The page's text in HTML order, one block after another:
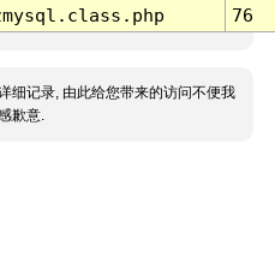
76
细记录, 由此给您带来的访问不便我
歉意.